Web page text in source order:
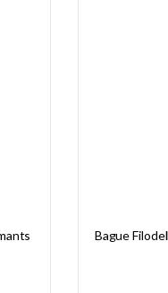
Bague